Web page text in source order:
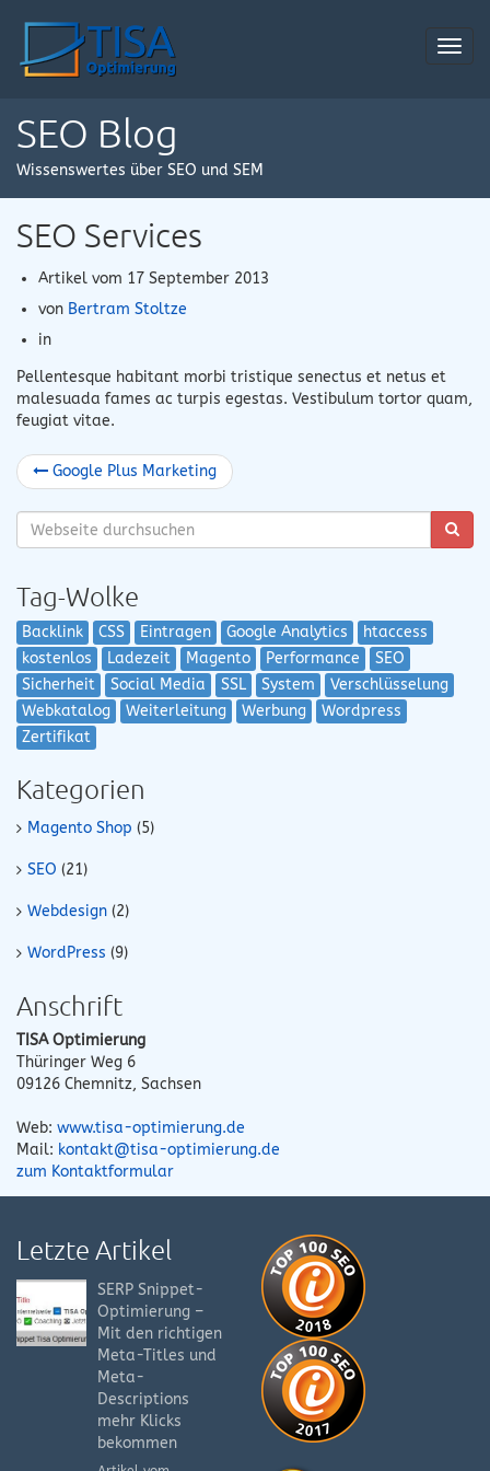
SEO Blog
Wissenswertes über SEO und SEM
SEO Services
Artikel vom 17 September 2013
von Bertram Stoltze
in
Pellentesque habitant morbi tristique senectus et netus et
malesuada fames ac turpis egestas. Vestibulum tortor quam,
feugiat vitae.
Google Plus Marketing
Tag-Wolke
Backlink CSS Eintragen Google Analytics
htaccess
kostenlos
Ladezeit Magento Performance
SEO
Sicherheit
Social Media SSL System
Verschlüsselung
Webkatalog
Weiterleitung Werbung
Wordpress
Zertifikat
Kategorien
Magento Shop (5)
SEO (21)
Webdesign (2)
WordPress (9)
Anschrift
TISA Optimierung
Thüringer Weg 6
09126 Chemnitz, Sachsen
Web: www.tisa-optimierung.de
Mail: kontakt@tisa-optimierung.de
zum Kontaktformular
Letzte Artikel
SERP Snippet-
Optimierung –
Mit den richtigen
Meta-Titles und
Meta-
Descriptions
mehr Klicks
bekommen